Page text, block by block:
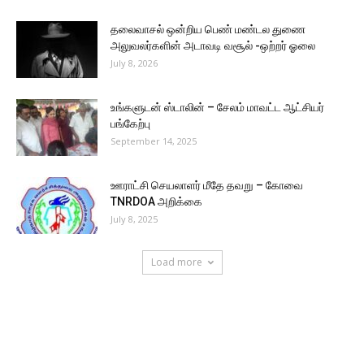
தலைவாசல் ஒன்றிய பெண் மண்டல துணை
அலுவலர்களின் அடாவடி வசூல் -ஒற்றர் ஓலை
July 8, 2026
உங்களுடன் ஸ்டாலின் – சேலம் மாவட்ட ஆட்சியர்
பங்கேற்பு
September 14, 2025
ஊராட்சி செயலாளர் மீதே தவறு – கோவை
TNRDOA அறிக்கை
July 8, 2025
Load more